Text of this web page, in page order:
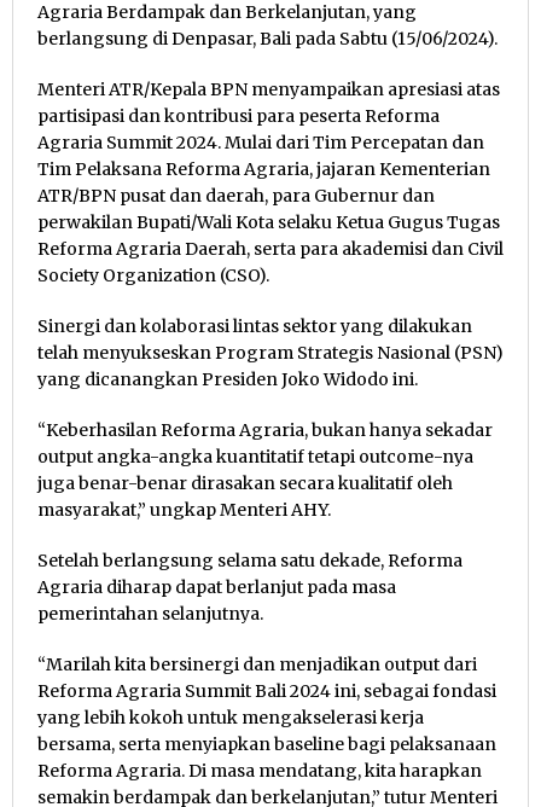
Agraria Berdampak dan Berkelanjutan, yang
berlangsung di Denpasar, Bali pada Sabtu (15/06/2024).
Menteri ATR/Kepala BPN menyampaikan apresiasi atas
partisipasi dan kontribusi para peserta Reforma
Agraria Summit 2024. Mulai dari Tim Percepatan dan
Tim Pelaksana Reforma Agraria, jajaran Kementerian
ATR/BPN pusat dan daerah, para Gubernur dan
perwakilan Bupati/Wali Kota selaku Ketua Gugus Tugas
Reforma Agraria Daerah, serta para akademisi dan Civil
Society Organization (CSO).
Sinergi dan kolaborasi lintas sektor yang dilakukan
telah menyukseskan Program Strategis Nasional (PSN)
yang dicanangkan Presiden Joko Widodo ini.
“Keberhasilan Reforma Agraria, bukan hanya sekadar
output angka-angka kuantitatif tetapi outcome-nya
juga benar-benar dirasakan secara kualitatif oleh
masyarakat,” ungkap Menteri AHY.
Setelah berlangsung selama satu dekade, Reforma
Agraria diharap dapat berlanjut pada masa
pemerintahan selanjutnya.
“Marilah kita bersinergi dan menjadikan output dari
Reforma Agraria Summit Bali 2024 ini, sebagai fondasi
yang lebih kokoh untuk mengakselerasi kerja
bersama, serta menyiapkan baseline bagi pelaksanaan
Reforma Agraria. Di masa mendatang, kita harapkan
semakin berdampak dan berkelanjutan,” tutur Menteri